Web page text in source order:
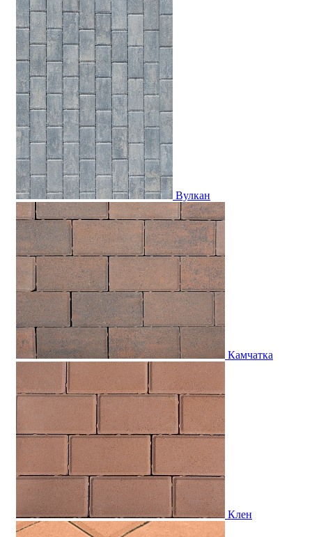
Вулкан
Камчатка
Клен